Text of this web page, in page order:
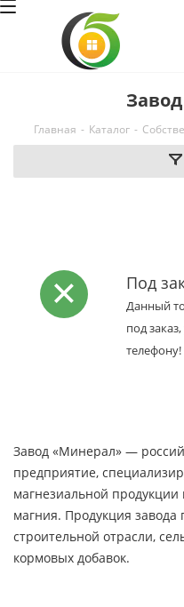
Главная - Каталог -
Под
Данный
под
телефону!
Завод «Минерал» —
предприятие,
магнезиальной продукции
магния. Продукция
строительной отрасли,
кормовых добавок.